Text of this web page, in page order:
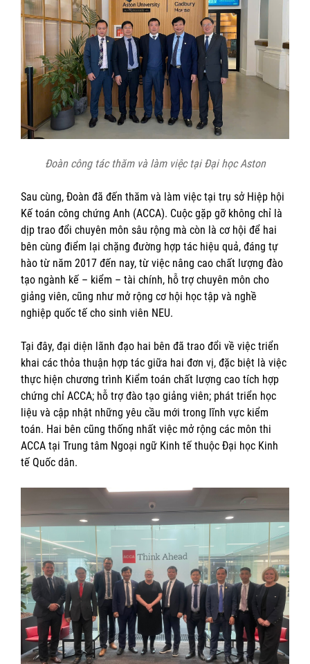
Đoàn công tác thăm và làm việc tại Đại học Aston
Sau cùng, Đoàn đã đến thăm và làm việc tại trụ sở Hiệp hội
Kế toán công chứng Anh (ACCA). Cuộc gặp gỡ không chỉ là
dịp trao đổi chuyên môn sâu rộng mà còn là cơ hội để hai
bên cùng điểm lại chặng đường hợp tác hiệu quả, đáng tự
hào từ năm 2017 đến nay, từ việc nâng cao chất lượng đào
tạo ngành kế – kiểm – tài chính, hỗ trợ chuyên môn cho
giảng viên, cũng như mở rộng cơ hội học tập và nghề
nghiệp quốc tế cho sinh viên NEU.
Tại đây, đại diện lãnh đạo hai bên đã trao đổi về việc triển
khai các thỏa thuận hợp tác giữa hai đơn vị, đặc biệt là việc
thực hiện chương trình Kiểm toán chất lượng cao tích hợp
chứng chỉ ACCA; hỗ trợ đào tạo giảng viên; phát triển học
liệu và cập nhật những yêu cầu mới trong lĩnh vực kiểm
toán. Hai bên cũng thống nhất việc mở rộng các môn thi
ACCA tại Trung tâm Ngoại ngữ Kinh tế thuộc Đại học Kinh
tế Quốc dân.